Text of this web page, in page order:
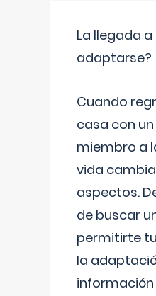
La llegada
adaptarse?
Cuando
casa con
miembro a
vida
aspectos.
de buscar
permitirte
la